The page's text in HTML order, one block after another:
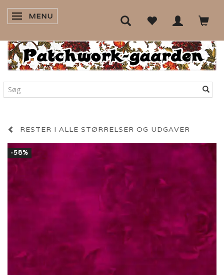
SKIFTE NAVIGATION
MENU
RESTER I ALLE STØRRELSER OG UDGAVER
-58%